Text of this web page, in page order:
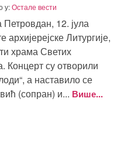
у:Остале вести
12. јула
Литургије,
храма Светих
Концерт су отворили
а наставило се
(сопран) и... Више...